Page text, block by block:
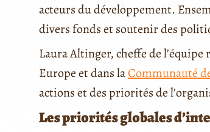
acteurs du développement.
divers fonds et soutenir des
Laura Altinger, cheffe de
Europe et dans laCommunauté
actions et des priorités de
Les priorités globales